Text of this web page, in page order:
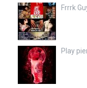
Frrrk
Play